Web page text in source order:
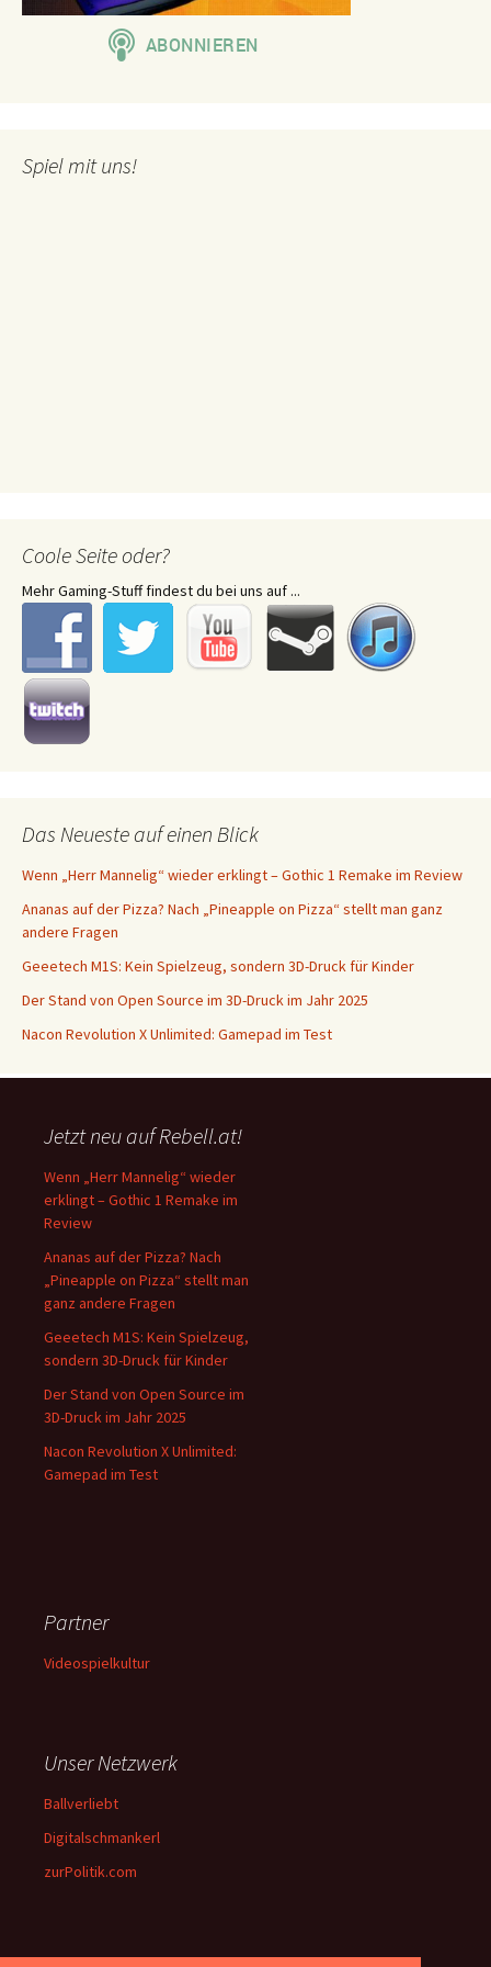
Spiel mit uns!
Coole Seite oder?
Mehr Gaming-Stuff findest du bei uns auf ...
Das Neueste auf einen Blick
Wenn „Herr Mannelig“ wieder erklingt – Gothic 1 Remake im Review
Ananas auf der Pizza? Nach „Pineapple on Pizza“ stellt man ganz
andere Fragen
Geeetech M1S: Kein Spielzeug, sondern 3D-Druck für Kinder
Der Stand von Open Source im 3D-Druck im Jahr 2025
Nacon Revolution X Unlimited: Gamepad im Test
Jetzt neu auf Rebell.at!
Wenn „Herr Mannelig“ wieder
erklingt – Gothic 1 Remake im
Review
Ananas auf der Pizza? Nach
„Pineapple on Pizza“ stellt man
ganz andere Fragen
Geeetech M1S: Kein Spielzeug,
sondern 3D-Druck für Kinder
Der Stand von Open Source im
3D-Druck im Jahr 2025
Nacon Revolution X Unlimited:
Gamepad im Test
Partner
Videospielkultur
Unser Netzwerk
Ballverliebt
Digitalschmankerl
zurPolitik.com